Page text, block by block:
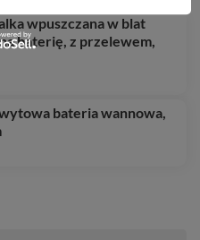
wpuszczana w blat
baterię, z przelewem,
bateria wannowa,